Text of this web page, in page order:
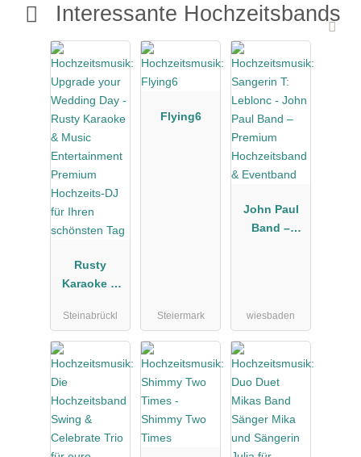
Interessante Hochzeitsbands
Rusty
Karaoke &
Entertainme
nt Premium
Hochzeits-
DJ für Ihren
schönsten
Tag
Steinabrückl
Flying6
Steiermark
John Paul
Band –
wiesbaden